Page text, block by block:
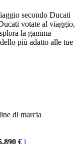
secondo Ducati
votate al viaggio,
la gamma
più adatto alle tue
di marcia
€ i